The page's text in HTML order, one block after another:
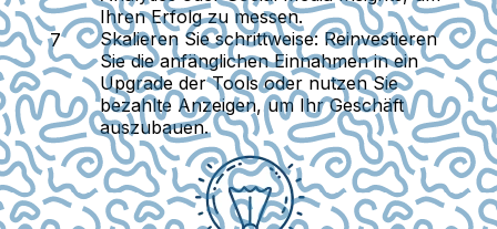
Ihren Erfolg zu messen.
Skalieren Sie schrittweise: Reinvestieren
Sie die anfänglichen Einnahmen in ein
Upgrade der Tools oder nutzen Sie
bezahlte Anzeigen, um Ihr Geschäft
auszubauen.